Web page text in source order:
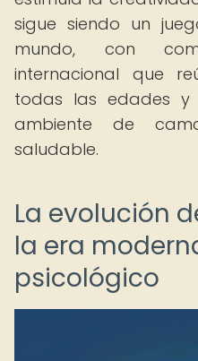
sigue siendo un
mundo, con
internacional que
todas las edades y
ambiente de
saludable.
La evolución
la era
psicológico